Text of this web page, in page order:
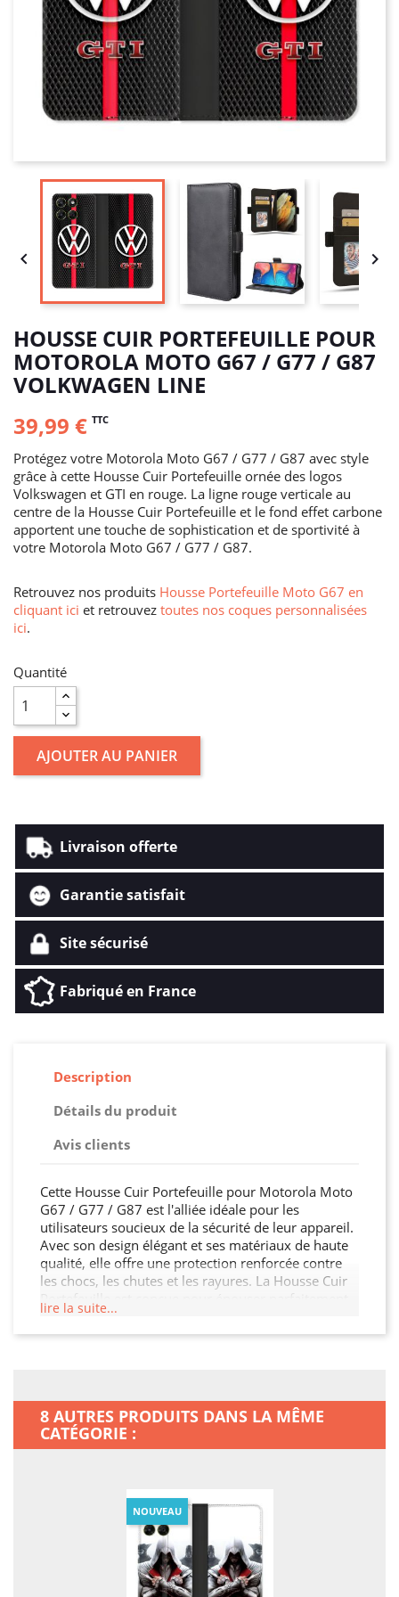
 
HOUSSE CUIR PORTEFEUILLE POUR
MOTOROLA MOTO G67 / G77 / G87
VOLKWAGEN LINE
39,99 € TTC
Protégez votre Motorola Moto G67 / G77 / G87 avec style
grâce à cette Housse Cuir Portefeuille ornée des logos
Volkswagen et GTI en rouge. La ligne rouge verticale au
centre de la Housse Cuir Portefeuille et le fond effet carbone
apportent une touche de sophistication et de sportivité à
votre Motorola Moto G67 / G77 / G87.
Retrouvez nos produits Housse Portefeuille Moto G67 en
cliquant ici et retrouvez toutes nos coques personnalisées
ici.
Quantité
AJOUTER AU PANIER
Livraison offerte
Garantie satisfait
Site sécurisé
Fabriqué en France
Description
Détails du produit
Avis clients
Cette Housse Cuir Portefeuille pour Motorola Moto
G67 / G77 / G87 est l'alliée idéale pour les
utilisateurs soucieux de la sécurité de leur appareil.
Avec son design élégant et ses matériaux de haute
qualité, elle offre une protection renforcée contre
les chocs, les chutes et les rayures. La Housse Cuir
Portefeuille est conçue pour épouser parfaitement
les contours de votre Motorola Moto G67 / G77 /
G87, garantissant ainsi une protection sans
G87.
lire la suite...
8 AUTRES PRODUITS DANS LA MÊME
CATÉGORIE :
NOUVEAU